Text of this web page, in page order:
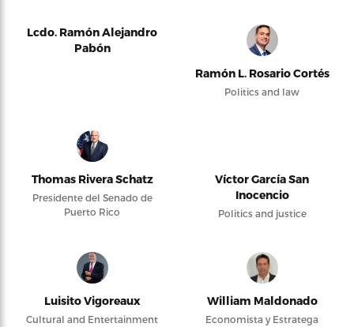
Lcdo. Ramón Alejandro
Pabón
Ramón L. Rosario Cortés
Politics and law
Thomas Rivera Schatz
Presidente del Senado de
Puerto Rico
Víctor García San
Inocencio
Politics and justice
Luisito Vigoreaux
Cultural and Entertainment
William Maldonado
Economista y Estratega